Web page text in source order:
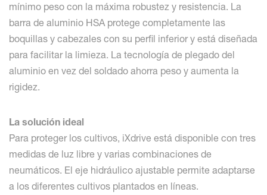
mínimo peso con la máxima robustez y resistencia. La
barra de aluminio HSA protege completamente las
boquillas y cabezales con su perfil inferior y está diseñada
para facilitar la limieza. La tecnología de plegado del
aluminio en vez del soldado ahorra peso y aumenta la
rigidez.
La solución ideal
Para proteger los cultivos, iXdrive está disponible con tres
medidas de luz libre y varias combinaciones de
neumáticos. El eje hidráulico ajustable permite adaptarse
a los diferentes cultivos plantados en líneas.